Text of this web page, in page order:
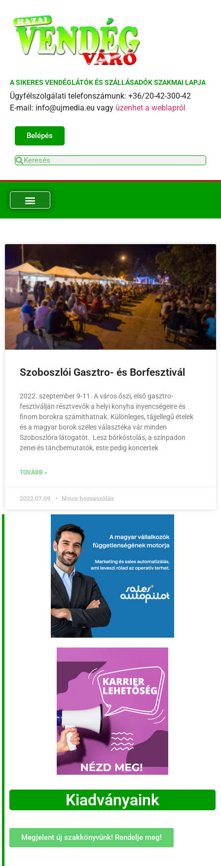
A SIKERES VENDÉGLÁTÓK ÉS SZÁLLÁSADÓK SZAKMAI LAPJA
Ügyfélszolgálati telefonszámunk: +36/20-42-300-42
E-mail: info@ujmedia.eu vagy üzenhet a weblapról
Belépés
Szoboszlói Gasztro- és Borfesztivál
2022. szeptember 9-11. A város őszi, első gasztro-
fesztiválján résztvevők a helyi konyha ínyencségeire és
finom borokra számíthatnak. Különleges, tájjellegű ételek
és a magyar borok széles választéka vár minden
Szoboszlóra látogatót. Lesz bórkóstolás, a színpadon
zenei és táncbemutatók, este pedig koncertek
TOVÁBB »
2022.07.09. Nincs hozzászólás
Kiadványaink
Megjelent új szakkönyvünk! Rendelje meg!